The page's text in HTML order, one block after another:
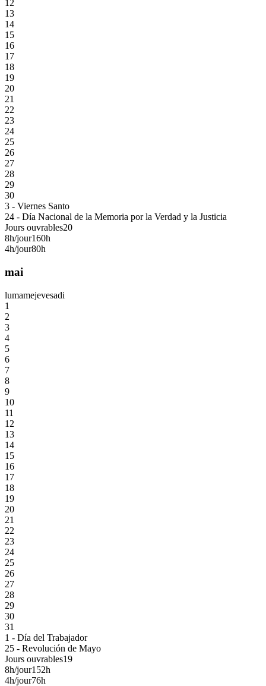
12
13
14
15
16
17
18
19
20
21
22
23
24
25
26
27
28
29
30
3 - Viernes Santo
24 - Día Nacional de la Memoria por la Verdad y la Justicia
Jours ouvrables20
8h/jour160h
4h/jour80h
mai
lumamejevesadi
1
2
3
4
5
6
7
8
9
10
11
12
13
14
15
16
17
18
19
20
21
22
23
24
25
26
27
28
29
30
31
1 - Día del Trabajador
25 - Revolución de Mayo
Jours ouvrables19
8h/jour152h
4h/jour76h